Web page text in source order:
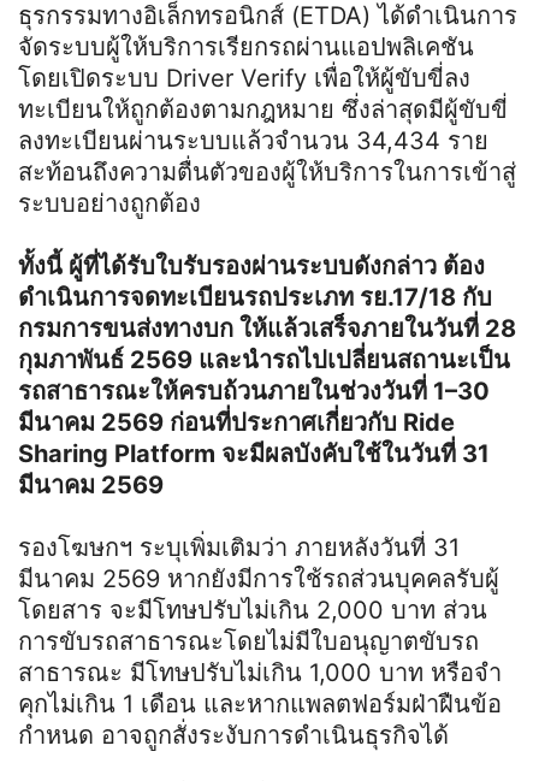
ธุรกรรมทางอิเล็กทรอนิกส์ (ETDA) ได้ดำเนินการ
จัดระบบผู้ให้บริการเรียกรถผ่านแอปพลิเคชัน
โดยเปิดระบบ Driver Verify เพื่อให้ผู้ขับขี่ลง
ทะเบียนให้ถูกต้องตามกฎหมาย ซึ่งล่าสุดมีผู้ขับขี่
ลงทะเบียนผ่านระบบแล้วจำนวน 34,434 ราย
สะท้อนถึงความตื่นตัวของผู้ให้บริการในการเข้าสู่
ระบบอย่างถูกต้อง
ทั้งนี้ ผู้ที่ได้รับใบรับรองผ่านระบบดังกล่าว ต้อง
ดำเนินการจดทะเบียนรถประเภท รย.17/18 กับ
กรมการขนส่งทางบก ให้แล้วเสร็จภายในวันที่ 28
กุมภาพันธ์ 2569 และนำรถไปเปลี่ยนสถานะเป็น
รถสาธารณะให้ครบถ้วนภายในช่วงวันที่ 1–30
มีนาคม 2569 ก่อนที่ประกาศเกี่ยวกับ Ride
Sharing Platform จะมีผลบังคับใช้ในวันที่ 31
มีนาคม 2569
รองโฆษกฯ ระบุเพิ่มเติมว่า ภายหลังวันที่ 31
มีนาคม 2569 หากยังมีการใช้รถส่วนบุคคลรับผู้
โดยสาร จะมีโทษปรับไม่เกิน 2,000 บาท ส่วน
การขับรถสาธารณะโดยไม่มีใบอนุญาตขับรถ
สาธารณะ มีโทษปรับไม่เกิน 1,000 บาท หรือจำ
คุกไม่เกิน 1 เดือน และหากแพลตฟอร์มฝ่าฝืนข้อ
กำหนด อาจถูกสั่งระงับการดำเนินธุรกิจได้